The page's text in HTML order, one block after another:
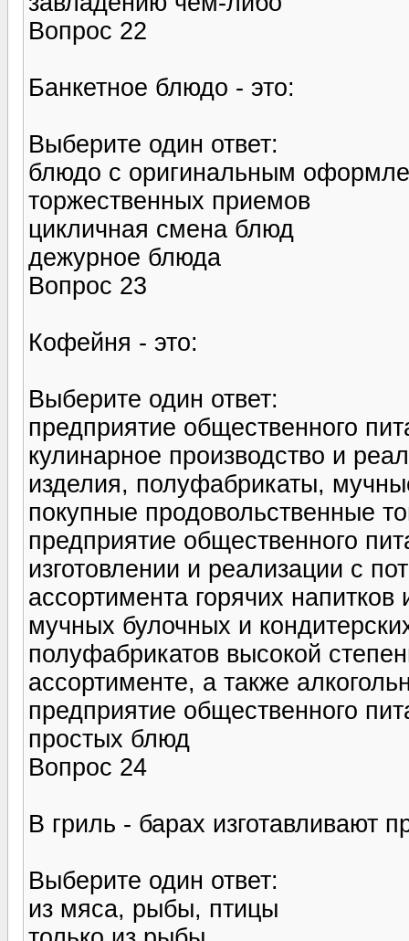
Вопрос 22
Банкетное блюдо - это:
Выберите один ответ:
блюдо с оригинальным
торжественных приемов
цикличная смена блюд
дежурное блюда
Вопрос 23
Кофейня - это:
Выберите один ответ:
предприятие общественного
кулинарное производство и
изделия, полуфабрикаты,
покупные продовольственные
предприятие общественного
изготовлении и реализации с
ассортимента горячих
мучных булочных и
полуфабрикатов высокой
ассортименте, а также
предприятие общественного
простых блюд
Вопрос 24
В гриль - барах изготавливают
Выберите один ответ:
из мяса, рыбы, птицы